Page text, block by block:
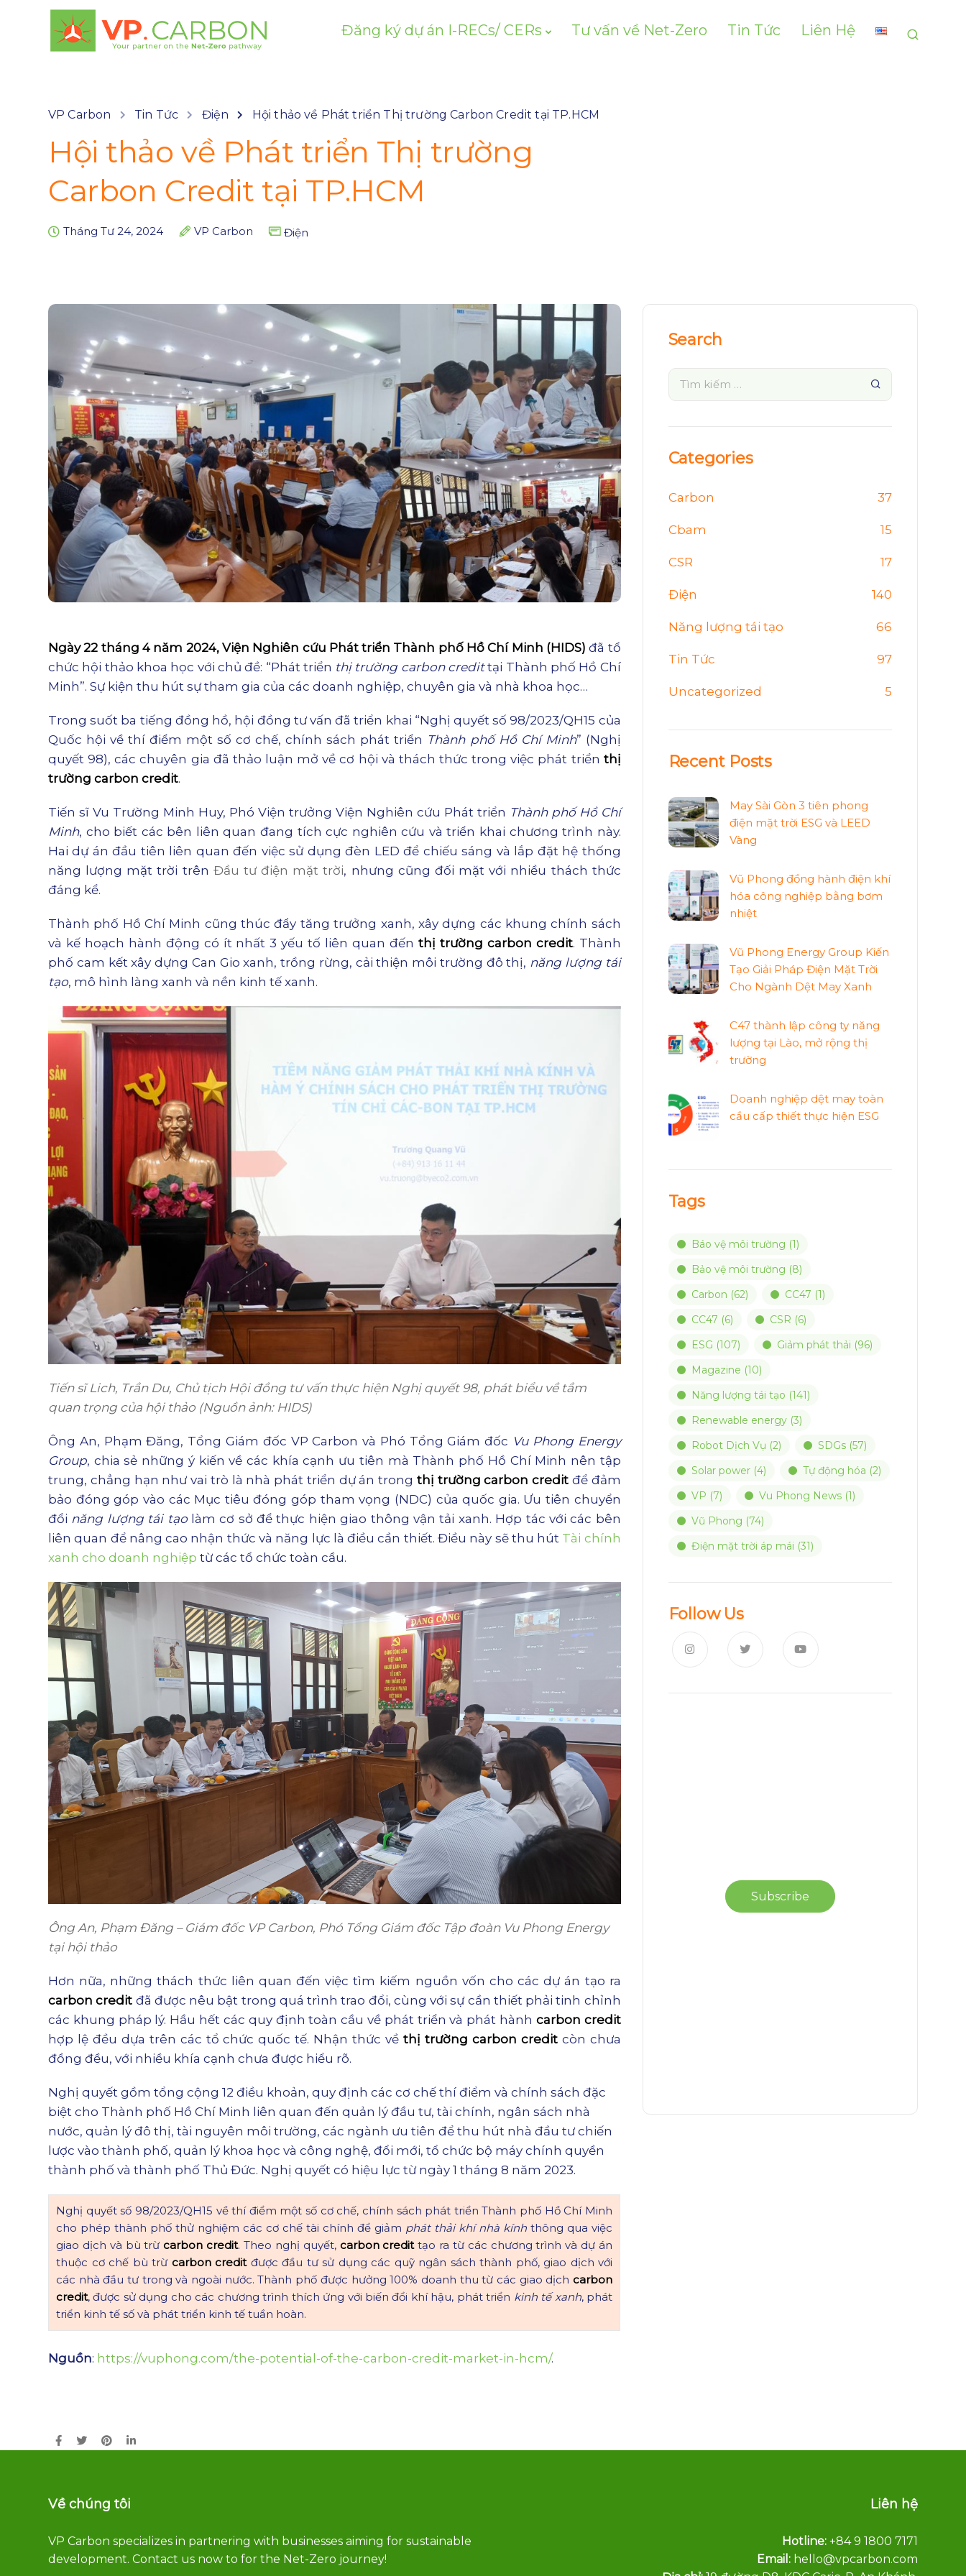
Đăng ký dự án I-RECs/ CERs Tư vấn về Net-Zero Tin Tức Liên Hệ
VP Carbon Tin Tức Điện Hội thảo về Phát triển Thị trường Carbon Credit tại TP.HCM
Hội thảo về Phát triển Thị trường
Carbon Credit tại TP.HCM
Tháng Tư 24, 2024 VP Carbon Điện
Ngày 22 tháng 4 năm 2024, Viện Nghiên cứu Phát triển Thành phố Hồ Chí Minh (HIDS) đã tổ
chức hội thảo khoa học với chủ đề: “Phát triển thị trường carbon credittại Thành phố Hồ Chí
Minh”. Sự kiện thu hút sự tham gia của các doanh nghiệp, chuyên gia và nhà khoa học…
Trong suốt ba tiếng đồng hồ, hội đồng tư vấn đã triển khai “Nghị quyết số 98/2023/QH15 của
Quốc hội về thí điểm một số cơ chế, chính sách phát triển Thành phố Hồ Chí Minh” (Nghị
quyết 98), các chuyên gia đã thảo luận mở về cơ hội và thách thức trong việc phát triển thị
trường carbon credit.
Tiến sĩ Vu Trường Minh Huy, Phó Viện trưởng Viện Nghiên cứu Phát triển Thành phố Hồ Chí
Minh, cho biết các bên liên quan đang tích cực nghiên cứu và triển khai chương trình này.
Hai dự án đầu tiên liên quan đến việc sử dụng đèn LED để chiếu sáng và lắp đặt hệ thống
năng lượng mặt trời trên Đầu tư điện mặt trời, nhưng cũng đối mặt với nhiều thách thức
đáng kể.
Thành phố Hồ Chí Minh cũng thúc đẩy tăng trưởng xanh, xây dựng các khung chính sách
và kế hoạch hành động có ít nhất 3 yếu tố liên quan đến thị trường carbon credit. Thành
phố cam kết xây dựng Can Gio xanh, trồng rừng, cải thiện môi trường đô thị, năng lượng tái
tạo, mô hình làng xanh và nền kinh tế xanh.
Tiến sĩ Lich, Trần Du, Chủ tịch Hội đồng tư vấn thực hiện Nghị quyết 98, phát biểu về tầm
quan trọng của hội thảo (Nguồn ảnh: HIDS)
Ông An, Phạm Đăng, Tổng Giám đốc VP Carbon và Phó Tổng Giám đốc Vu Phong Energy
Group, chia sẻ những ý kiến về các khía cạnh ưu tiên mà Thành phố Hồ Chí Minh nên tập
trung, chẳng hạn như vai trò là nhà phát triển dự án trong thị trường carbon credit để đảm
bảo đóng góp vào các Mục tiêu đóng góp tham vọng (NDC) của quốc gia. Ưu tiên chuyển
đổi năng lượng tái tạolàm cơ sở để thực hiện giao thông vận tải xanh. Hợp tác với các bên
liên quan để nâng cao nhận thức và năng lực là điều cần thiết. Điều này sẽ thu hút Tài chính
xanh cho doanh nghiệp từ các tổ chức toàn cầu.
Ông An, Phạm Đăng – Giám đốc VP Carbon, Phó Tổng Giám đốc Tập đoàn Vu Phong Energy
tại hội thảo
Hơn nữa, những thách thức liên quan đến việc tìm kiếm nguồn vốn cho các dự án tạo ra
carbon credit đã được nêu bật trong quá trình trao đổi, cùng với sự cần thiết phải tinh chỉnh
các khung pháp lý. Hầu hết các quy định toàn cầu về phát triển và phát hành carbon credit
hợp lệ đều dựa trên các tổ chức quốc tế. Nhận thức vềthị trường carbon creditcòn chưa
đồng đều, với nhiều khía cạnh chưa được hiểu rõ.
Nghị quyết gồm tổng cộng 12 điều khoản, quy định các cơ chế thí điểm và chính sách đặc
biệt cho Thành phố Hồ Chí Minh liên quan đến quản lý đầu tư, tài chính, ngân sách nhà
nước, quản lý đô thị, tài nguyên môi trường, các ngành ưu tiên để thu hút nhà đầu tư chiến
lược vào thành phố, quản lý khoa học và công nghệ, đổi mới, tổ chức bộ máy chính quyền
thành phố và thành phố Thủ Đức. Nghị quyết có hiệu lực từ ngày 1 tháng 8 năm 2023.
Nghị quyết số 98/2023/QH15 về thí điểm một số cơ chế, chính sách phát triển Thành phố Hồ Chí Minh
cho phép thành phố thử nghiệm các cơ chế tài chính để giảm phát thải khí nhà kính thông qua việc
giao dịch và bù trừ carbon credit. Theo nghị quyết, carbon credittạo ra từ các chương trình và dự án
thuộc cơ chế bù trừ carbon creditđược đầu tư sử dụng các quỹ ngân sách thành phố, giao dịch với
các nhà đầu tư trong và ngoài nước. Thành phố được hưởng 100% doanh thu từ các giao dịch carbon
credit, được sử dụng cho các chương trình thích ứng với biến đổi khí hậu, phát triển kinh tế xanh, phát
triển kinh tế số và phát triển kinh tế tuần hoàn.
Nguồn: https://vuphong.com/the-potential-of-the-carbon-credit-market-in-hcm/.
Search
Categories
Carbon 37
Cbam 15
CSR 17
Điện 140
Năng lượng tái tạo 66
Tin Tức 97
Uncategorized 5
Recent Posts
May Sài Gòn 3 tiên phong
điện mặt trời ESG và LEED
Vàng
Vũ Phong đồng hành điện khí
hóa công nghiệp bằng bơm
nhiệt
Vũ Phong Energy Group Kiến
Tạo Giải Pháp Điện Mặt Trời
Cho Ngành Dệt May Xanh
C47 thành lập công ty năng
lượng tại Lào, mở rộng thị
trường
Doanh nghiệp dệt may toàn
cầu cấp thiết thực hiện ESG
Tags
Báo vệ môi trường (1)
Bảo vệ môi trường (8)
Carbon (62) CC47 (1)
CC47 (6) CSR (6)
ESG (107) Giảm phát thải (96)
Magazine (10)
Năng lượng tái tạo (141)
Renewable energy(3)
Robot Dịch Vụ (2) SDGs(57)
Solar power(4) Tự động hóa (2)
VP (7) Vu Phong News(1)
Vũ Phong (74)
Điện mặt trời áp mái (31)
Follow Us
Subscribe
Về chúng tôi
VP Carbon specializes in partnering with businesses aiming for sustainable
development. Contact us now to for the Net-Zero journey!
Liên hệ
Hotline: +84 9 1800 7171
Email: hello@vpcarbon.com